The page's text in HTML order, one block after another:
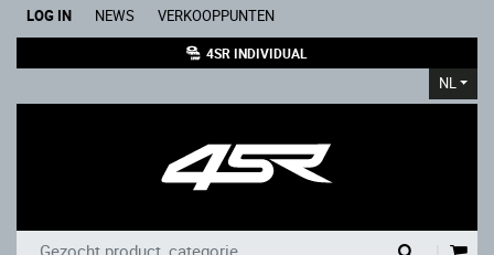
LOG IN NEWS VERKOOPPUNTEN
4SR INDIVIDUAL
NL